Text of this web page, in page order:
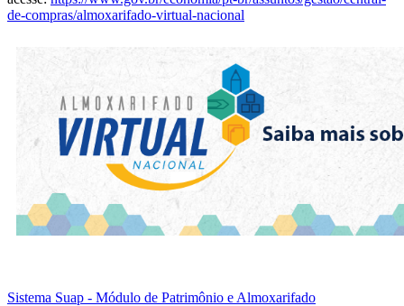
de-compras/almoxarifado-virtual-nacional
Sistema Suap - Módulo de Patrimônio e Almoxarifado